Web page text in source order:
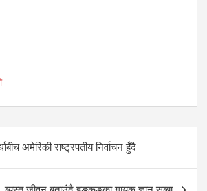
अमेरिकी राष्ट्रपतीय निर्वाचन हुँदै